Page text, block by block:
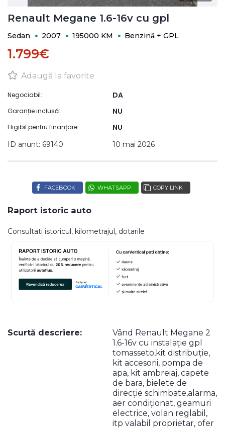
Renault Megane 1.6-16v cu gpl
Sedan 2007 195000 KM Benzină + GPL
1.799€
Adaugă la favorite
Negociabil: DA
Garanție inclusă: NU
Eligibil pentru finanțare: NU
ID anunt: 69140 10 mai 2026
FACEBOOK WHATSAPP COPY LINK
Raport istoric auto
Consultati istoricul, kilometrajul, dotarile
Scurtă descriere:
Vând Renault Megane 2
1.6-16v cu instalație gpl
tomasseto,kit distribuție,
kit accesorii, pompa de
apa, kit ambreiaj, capete
de bara, bielete de
direcție schimbate,alarma,
aer condiționat, geamuri
electrice, volan reglabil,
itp valabil proprietar, ofer